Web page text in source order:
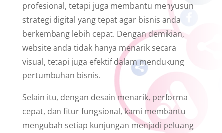
profesional, tetapi juga membantu menyusun
strategi digital yang tepat agar bisnis anda
berkembang lebih cepat. Dengan demikian,
website anda tidak hanya menarik secara
visual, tetapi juga efektif dalam mendukung
pertumbuhan bisnis.
Selain itu, dengan desain menarik, performa
cepat, dan fitur fungsional, kami membantu
mengubah setiap kunjungan menjadi peluang